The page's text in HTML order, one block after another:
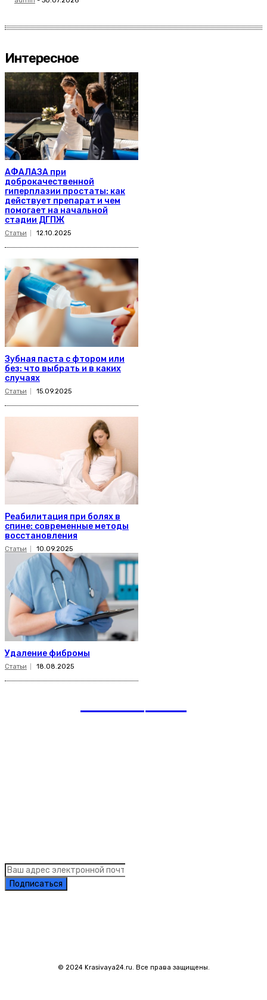
Интересное
АФАЛАЗА при
доброкачественной
гиперплазии простаты: как
действует препарат и чем
помогает на начальной
стадии ДГПЖ
Статьи 12.10.2025
Зубная паста с фтором или
без: что выбрать и в каких
случаях
Статьи 15.09.2025
Реабилитация при болях в
спине: современные методы
восстановления
Статьи 10.09.2025
Удаление фибромы
Статьи 18.08.2025
Подписаться
© 2024 Krasivaya24.ru. Все права защищены.